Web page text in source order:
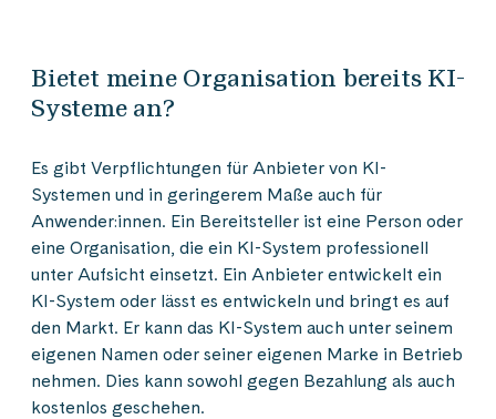
Bietet meine Organisation bereits KI-
Systeme an?
Es gibt Verpflichtungen für Anbieter von KI-
Systemen und in geringerem Maße auch für
Anwender:innen. Ein Bereitsteller ist eine Person oder
eine Organisation, die ein KI-System professionell
unter Aufsicht einsetzt. Ein Anbieter entwickelt ein
KI-System oder lässt es entwickeln und bringt es auf
den Markt. Er kann das KI-System auch unter seinem
eigenen Namen oder seiner eigenen Marke in Betrieb
nehmen. Dies kann sowohl gegen Bezahlung als auch
kostenlos geschehen.